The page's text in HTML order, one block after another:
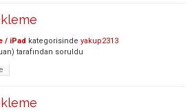
/ iPad kategorisinde yakup2313
tarafından soruldu